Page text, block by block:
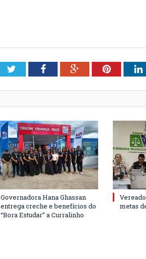
TwitterFacebookGoogle+Pinterest
Governadora Hana Ghassan
entrega creche e benefícios do
“Bora Estudar” a Curralinho
metas